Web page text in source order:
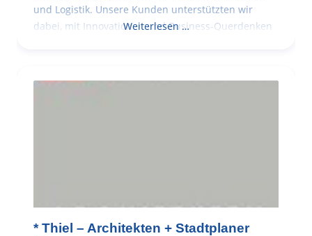
und Logistik. Unsere Kunden unterstützten wir
dabei, mit Innovationen und Business-Querdenken
Weiterlesen …
* Thiel – Architekten + Stadtplaner